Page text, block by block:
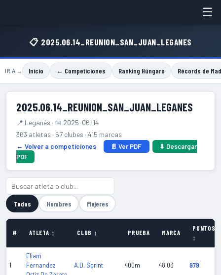
☰
📋 2025.06.14_REUNION_SAN_JUAN_LEGANES
IR A → Inicio ← Competiciones Ranking Húngaro Récords de
2025.06.14_REUNION_SAN_JUAN_LEGANES
📍 Leganés · 📅 2025-06-14
363 atletas · 67 clubes · 415 marcas
← Volver a competiciones
📄 Ver PDF
⬇ Descargar
PDF
Todos Hombres Mujeres
# ATLETA ↕ CLUB ↕ PRUEBA MARCA
PUNTOS
↕
1
Eliam
Fernandez
A.D. Sprint 400m 48.03 979